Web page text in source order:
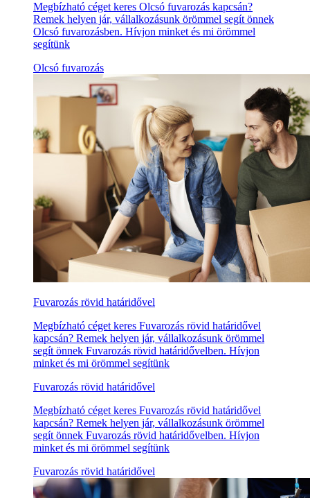
Megbízható céget keres Olcsó fuvarozás kapcsán?
Remek helyen jár, vállalkozásunk örömmel segít önnek
Olcsó fuvarozásben. Hívjon minket és mi örömmel
segítünk
Olcsó fuvarozás
Fuvarozás rövid határidővel
Megbízható céget keres Fuvarozás rövid határidővel
kapcsán? Remek helyen jár, vállalkozásunk örömmel
segít önnek Fuvarozás rövid határidővelben. Hívjon
minket és mi örömmel segítünk
Fuvarozás rövid határidővel
Megbízható céget keres Fuvarozás rövid határidővel
kapcsán? Remek helyen jár, vállalkozásunk örömmel
segít önnek Fuvarozás rövid határidővelben. Hívjon
minket és mi örömmel segítünk
Fuvarozás rövid határidővel